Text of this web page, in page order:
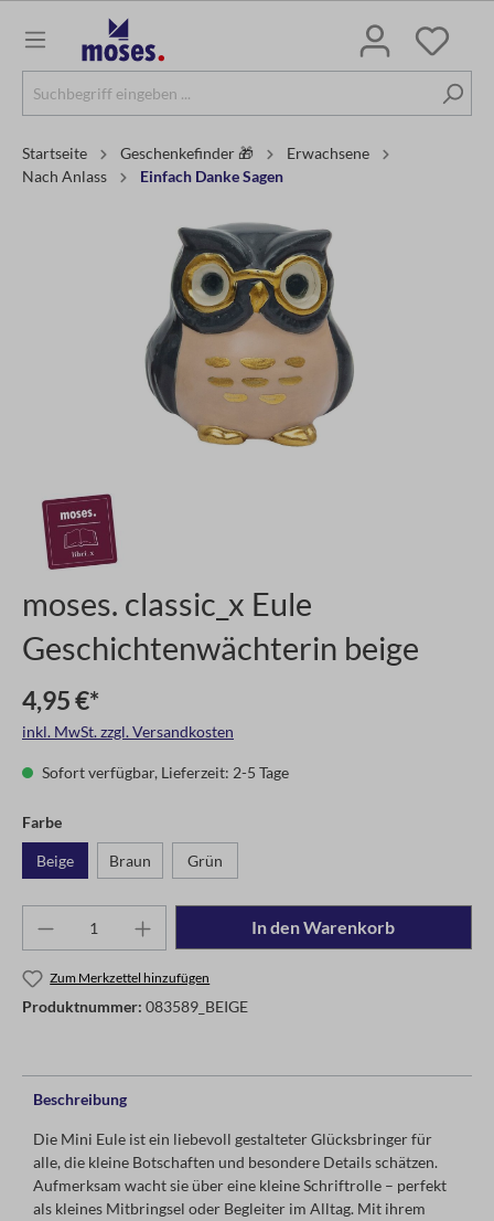
Startseite Geschenkefinder 🎁
Erwachsene
Nach Anlass
Einfach Danke Sagen
moses. classic_x Eule
Geschichtenwächterin beige
4,95 €*
inkl. MwSt. zzgl. Versandkosten
Sofort verfügbar, Lieferzeit: 2-5 Tage
Farbe
Beige Braun Grün
In den Warenkorb
Zum Merkzettel hinzufügen
Produktnummer: 083589_BEIGE
Beschreibung
Die Mini Eule ist ein liebevoll gestalteter Glücksbringer für
alle, die kleine Botschaften und besondere Details schätzen.
Aufmerksam wacht sie über eine kleine Schriftrolle – perfekt
als kleines Mitbringsel oder Begleiter im Alltag. Mit ihrem